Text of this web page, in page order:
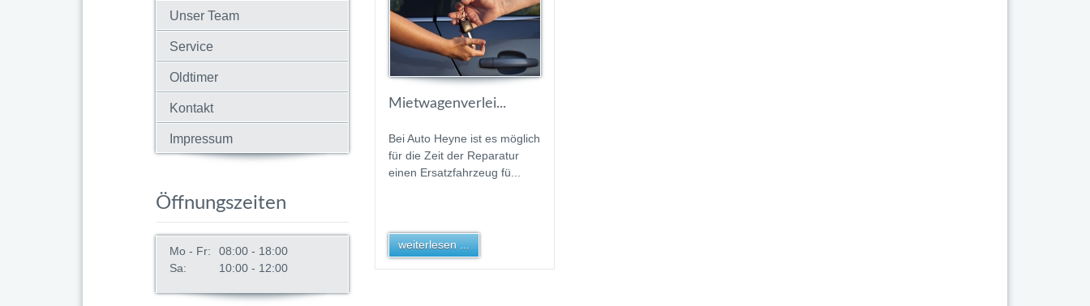
Unser Team
Service
Oldtimer
Kontakt
Impressum
Öffnungszeiten
Mo - Fr:
08:00 - 18:00
Sa:
10:00 - 12:00
Mietwagenverlei...
Bei Auto Heyne ist es möglich
für die Zeit der Reparatur
einen Ersatzfahrzeug fü...
weiterlesen ...